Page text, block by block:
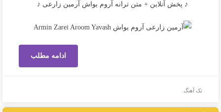
♪ پخش آنلاین + متن ترانه آروم یواش آرمین زارعی ♪
ادامه مطلب
تک آهنگ